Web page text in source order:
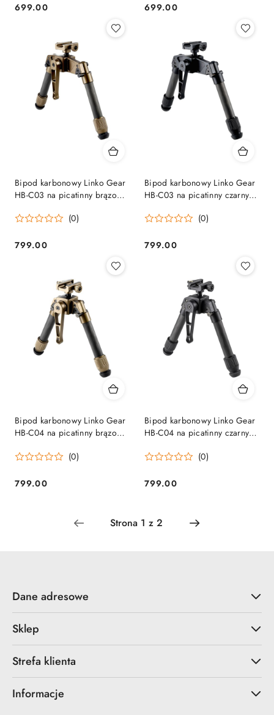
Cena:
699.00 Cena:
699.00
Bipod karbonowy Linko Gear
HB-C03 na picatinny brązowy
(0)
Cena:
799.00
Bipod karbonowy Linko Gear
HB-C03 na picatinny czarny
(0)
Cena:
799.00
Bipod karbonowy Linko Gear
HB-C04 na picatinny brązowy
(0)
Cena:
799.00
Bipod karbonowy Linko Gear
HB-C04 na picatinny czarny
(0)
Cena:
799.00
Dane adresowe
Sklep
Strefa klienta
Informacje